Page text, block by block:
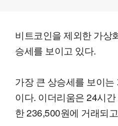
비트코인을 제외한 가상
승세를 보이고 있다.
가장 큰 상승세를 보이
이다. 이더리움은 24시
한 236,500원에 거래되